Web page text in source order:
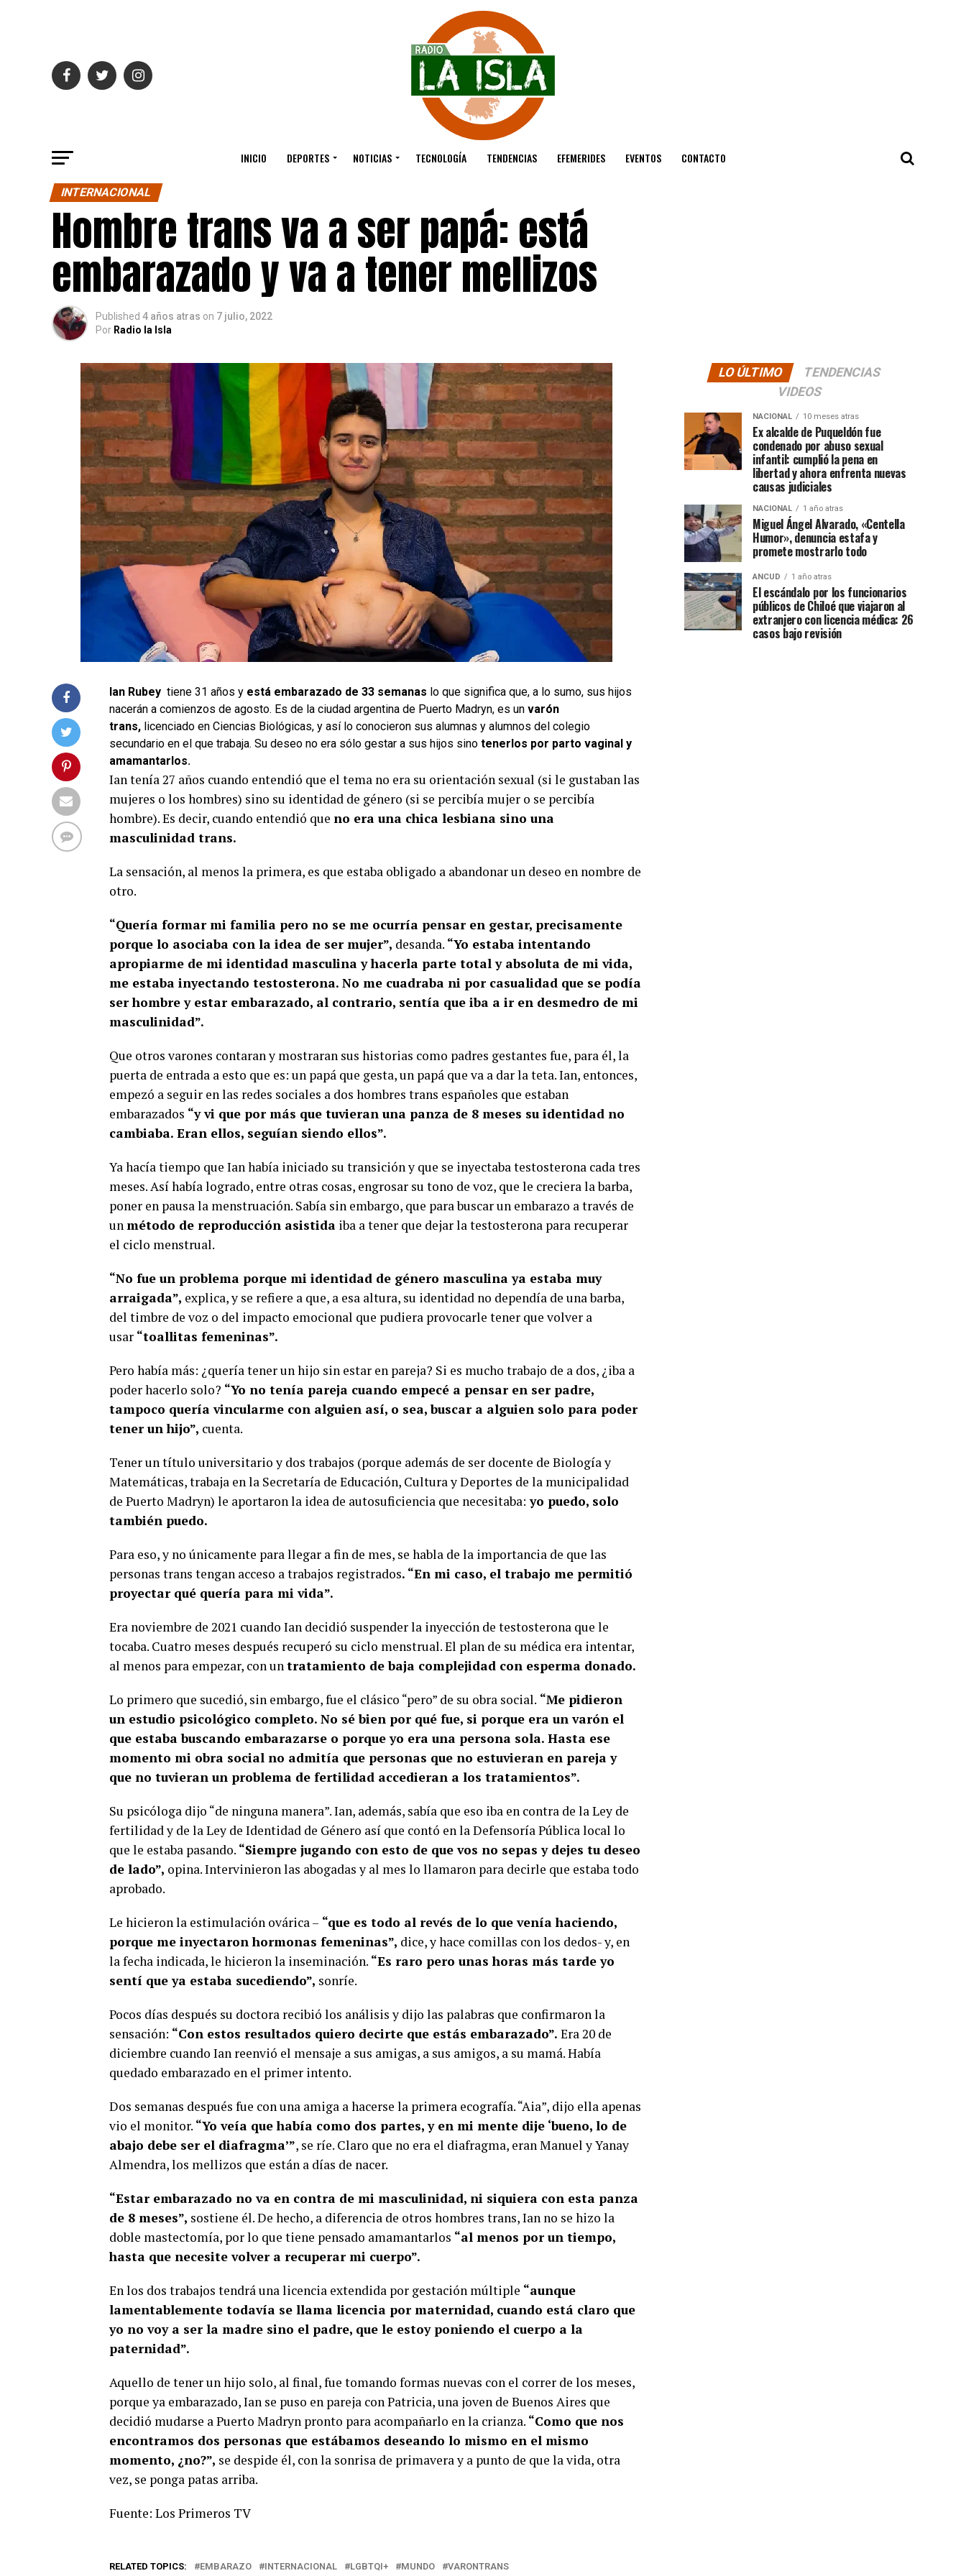
INICIO DEPORTES NOTICIAS TECNOLOGÍA TENDENCIAS EFEMERIDES EVENTOS CONTACTO
INTERNACIONAL
Hombre trans va a ser papá: está
embarazado y va a tener mellizos
Published 4 años atras on 7 julio, 2022
Por Radio la Isla
Ian Rubey tiene 31 años y está embarazado de 33 semanas lo que significa que, a lo sumo, sus hijos
nacerán a comienzos de agosto. Es de la ciudad argentina de Puerto Madryn, es un varón
trans, licenciado en Ciencias Biológicas, y así lo conocieron sus alumnas y alumnos del colegio
secundario en el que trabaja. Su deseo no era sólo gestar a sus hijos sino tenerlos por parto vaginal y
amamantarlos.
Ian tenía 27 años cuando entendió que el tema no era su orientación sexual (si le gustaban las
mujeres o los hombres) sino su identidad de género (si se percibía mujer o se percibía
hombre). Es decir, cuando entendió que no era una chica lesbiana sino una
masculinidad trans.
La sensación, al menos la primera, es que estaba obligado a abandonar un deseo en nombre de
otro.
“Quería formar mi familia pero no se me ocurría pensar en gestar, precisamente
porque lo asociaba con la idea de ser mujer”, desanda. “Yo estaba intentando
apropiarme de mi identidad masculina y hacerla parte total y absoluta de mi vida,
me estaba inyectando testosterona. No me cuadraba ni por casualidad que se podía
ser hombre y estar embarazado, al contrario, sentía que iba a ir en desmedro de mi
masculinidad”.
Que otros varones contaran y mostraran sus historias como padres gestantes fue, para él, la
puerta de entrada a esto que es: un papá que gesta, un papá que va a dar la teta. Ian, entonces,
empezó a seguir en las redes sociales a dos hombres trans españoles que estaban
embarazados “y vi que por más que tuvieran una panza de 8 meses su identidad no
cambiaba. Eran ellos, seguían siendo ellos”.
Ya hacía tiempo que Ian había iniciado su transición y que se inyectaba testosterona cada tres
meses. Así había logrado, entre otras cosas, engrosar su tono de voz, que le creciera la barba,
poner en pausa la menstruación. Sabía sin embargo, que para buscar un embarazo a través de
unmétodo de reproducción asistida iba a tener que dejar la testosterona para recuperar
el ciclo menstrual.
“No fue un problema porque mi identidad de género masculina ya estaba muy
arraigada”, explica, y se refiere a que, a esa altura, su identidad no dependía de una barba,
del timbre de voz o del impacto emocional que pudiera provocarle tener que volver a
usar “toallitas femeninas”.
Pero había más: ¿quería tener un hijo sin estar en pareja? Si es mucho trabajo de a dos, ¿iba a
poder hacerlo solo? “Yo no tenía pareja cuando empecé a pensar en ser padre,
tampoco quería vincularme con alguien así, o sea, buscar a alguien solo para poder
tener un hijo”, cuenta.
Tener un título universitario y dos trabajos (porque además de ser docente de Biología y
Matemáticas, trabaja en la Secretaría de Educación, Cultura y Deportes de la municipalidad
de Puerto Madryn) le aportaron la idea de autosuficiencia que necesitaba: yo puedo, solo
también puedo.
Para eso, y no únicamente para llegar a fin de mes, se habla de la importancia de que las
personas trans tengan acceso a trabajos registrados. “En mi caso, el trabajo me permitió
proyectar qué quería para mi vida”.
Era noviembre de 2021 cuando Ian decidió suspender la inyección de testosterona que le
tocaba. Cuatro meses después recuperó su ciclo menstrual. El plan de su médica era intentar,
al menos para empezar, con untratamiento de baja complejidad con esperma donado.
Lo primero que sucedió, sin embargo, fue el clásico “pero” de su obra social. “Me pidieron
un estudio psicológico completo. No sé bien por qué fue, si porque era un varón el
que estaba buscando embarazarse o porque yo era una persona sola. Hasta ese
momento mi obra social no admitía que personas que no estuvieran en pareja y
que no tuvieran un problema de fertilidad accedieran a los tratamientos”.
Su psicóloga dijo “de ninguna manera”. Ian, además, sabía que eso iba en contra de la Ley de
fertilidad y de la Ley de Identidad de Género así que contó en la Defensoría Pública local lo
que le estaba pasando. “Siempre jugando con esto de que vos no sepas y dejes tu deseo
de lado”, opina. Intervinieron las abogadas y al mes lo llamaron para decirle que estaba todo
aprobado.
Le hicieron la estimulación ovárica – “que es todo al revés de lo que venía haciendo,
porque me inyectaron hormonas femeninas”, dice, y hace comillas con los dedos- y, en
la fecha indicada, le hicieron la inseminación. “Es raro pero unas horas más tarde yo
sentí que ya estaba sucediendo”, sonríe.
Pocos días después su doctora recibió los análisis y dijo las palabras que confirmaron la
sensación: “Con estos resultados quiero decirte que estás embarazado”. Era 20 de
diciembre cuando Ian reenvió el mensaje a sus amigas, a sus amigos, a su mamá. Había
quedado embarazado en el primer intento.
Dos semanas después fue con una amiga a hacerse la primera ecografía. “Aia”, dijo ella apenas
vio el monitor. “Yo veía que había como dos partes, y en mi mente dije ‘bueno, lo de
abajo debe ser el diafragma’”, se ríe. Claro que no era el diafragma, eran Manuel y Yanay
Almendra, los mellizos que están a días de nacer.
“Estar embarazado no va en contra de mi masculinidad, ni siquiera con esta panza
de 8 meses”, sostiene él. De hecho, a diferencia de otros hombres trans, Ian no se hizo la
doble mastectomía, por lo que tiene pensado amamantarlos “al menos por un tiempo,
hasta que necesite volver a recuperar mi cuerpo”.
En los dos trabajos tendrá una licencia extendida por gestación múltiple “aunque
lamentablemente todavía se llama licencia por maternidad, cuando está claro que
yo no voy a ser la madre sino el padre, que le estoy poniendo el cuerpo a la
paternidad”.
Aquello de tener un hijo solo, al final, fue tomando formas nuevas con el correr de los meses,
porque ya embarazado, Ian se puso en pareja con Patricia, una joven de Buenos Aires que
decidió mudarse a Puerto Madryn pronto para acompañarlo en la crianza. “Como que nos
encontramos dos personas que estábamos deseando lo mismo en el mismo
momento, ¿no?”, se despide él, con la sonrisa de primavera y a punto de que la vida, otra
vez, se ponga patas arriba.
Fuente: Los Primeros TV
RELATED TOPICS: EMBARAZO INTERNACIONAL LGBTQI+ MUNDO VARONTRANS
LO ÚLTIMO
TENDENCIAS
VIDEOS
NACIONAL 10 meses atras
Ex alcalde de Puqueldón fue
condenado por abuso sexual
infantil: cumplió la pena en
libertad y ahora enfrenta nuevas
causas judiciales
NACIONAL 1 año atras
Miguel Ángel Alvarado, «Centella
Humor», denuncia estafa y
promete mostrarlo todo
ANCUD 1 año atras
El escándalo por los funcionarios
públicos de Chiloé que viajaron al
extranjero con licencia médica: 26
casos bajo revisión